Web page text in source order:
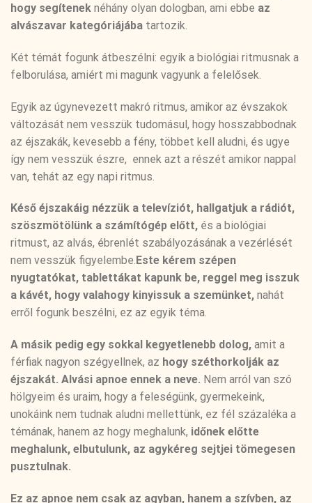
hogy segítenek néhány olyan dologban, ami ebbe az
alvászavar kategóriájába tartozik.
Két témát fogunk átbeszélni: egyik a biológiai ritmusnak a
felborulása, amiért mi magunk vagyunk a felelősek.
Egyik az úgynevezett makró ritmus, amikor az évszakok
változását nem vesszük tudomásul, hogy hosszabbodnak
az éjszakák, kevesebb a fény, többet kell aludni, és ugye
így nem vesszük észre, ennek azt a részét amikor nappal
van, tehát az egy napi ritmus.
Késő éjszakáig nézzük a televíziót, hallgatjuk a rádiót,
szöszmötölünk a számítógép előtt, és a biológiai
ritmust, az alvás, ébrenlét szabályozásának a vezérlését
nem vesszük figyelembe. Este kérem szépen
nyugtatókat, tablettákat kapunk be, reggel meg isszuk
a kávét, hogy valahogy kinyissuk a szemünket, nahát
erről fogunk beszélni, ez az egyik téma.
A másik pedig egy sokkal kegyetlenebb dolog, amit a
férfiak nagyon szégyellnek, az hogy széthorkolják az
éjszakát. Alvási apnoe ennek a neve. Nem arról van szó
hölgyeim és uraim, hogy a feleségünk, gyermekeink,
unokáink nem tudnak aludni mellettünk, ez fél százaléka a
témának, hanem az hogy meghalunk, időnek előtte
meghalunk, elbutulunk, az agykéreg sejtjei tömegesen
pusztulnak.
Ez az apnoe nem csak az agyban, hanem a szívben, az